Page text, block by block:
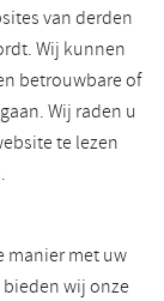
van derden
Wij kunnen
betrouwbare of
Wij raden u
te lezen
manier met uw
bieden wij onze